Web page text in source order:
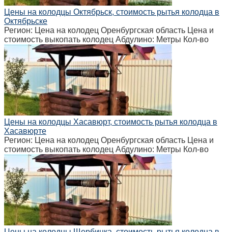
Цены на колодцы Октябрьск, стоимость рытья колодца в
Октябрьске
Регион: Цена на колодец Оренбургская область Цена и
стоимость выкопать колодец Абдулино: Метры Кол-во
Цены на колодцы Хасавюрт, стоимость рытья колодца в
Хасавюрте
Регион: Цена на колодец Оренбургская область Цена и
стоимость выкопать колодец Абдулино: Метры Кол-во